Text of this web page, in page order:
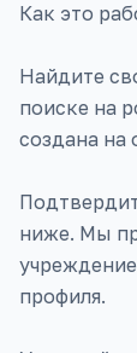
Как это
Найдите
поиске на
создана на
ниже. Мы
профиля.